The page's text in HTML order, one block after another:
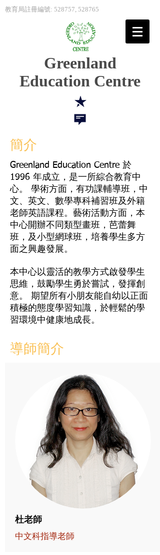
教育局註冊編號: 528757, 528765
Greenland
Education Centre
簡介
Greenland Education Centre 於
1996 年成立，是一所綜合教育中
心。 學術方面，有功課輔導班，中
文、英文、數學專科補習班及外籍
老師英語課程。藝術活動方面，本
中心開辦不同類型畫班，芭蕾舞
班，及小型網球班，培養學生多方
面之興趣發展。
本中心以靈活的教學方式啟發學生
思維，鼓勵學生勇於嘗試，發揮創
意。 期望所有小朋友能自幼以正面
積極的態度學習知識，於輕鬆的學
習環境中健康地成長。
​導師簡介
杜老師
中文科指導老師